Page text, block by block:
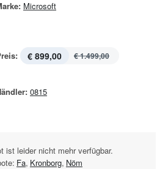
Microsoft
€ 899,00 € 1.499,00
0815
ist leider nicht mehr verfügbar.
Fa, Kronborg, Nöm